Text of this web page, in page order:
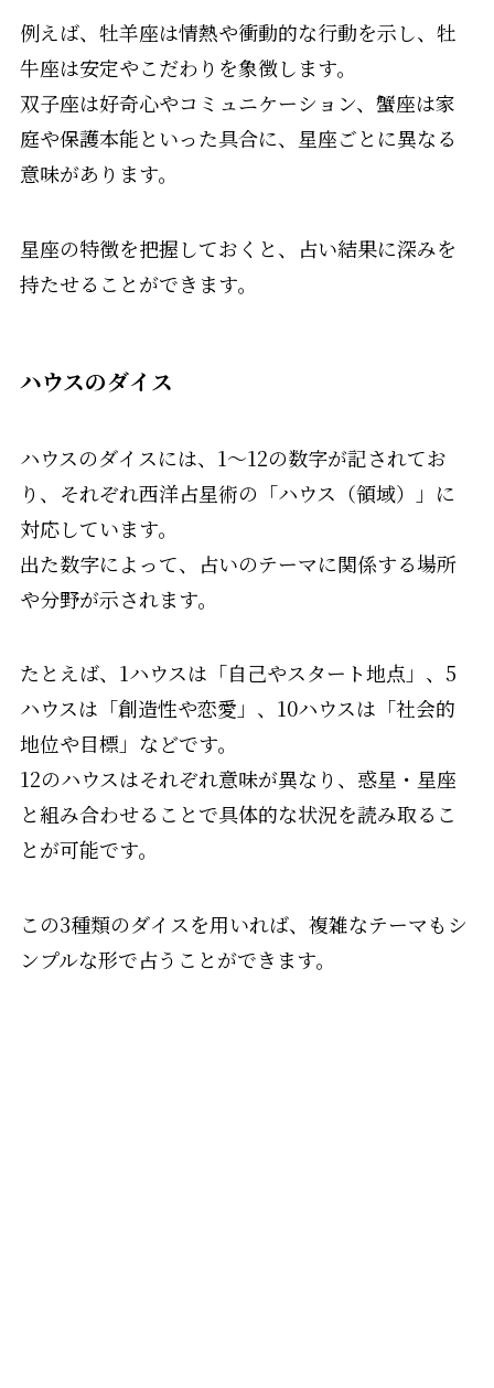
例えば、牡羊座は情熱や衝動的な行動を示し、牡
牛座は安定やこだわりを象徴します。
双子座は好奇心やコミュニケーション、蟹座は家
庭や保護本能といった具合に、星座ごとに異なる
意味があります。
星座の特徴を把握しておくと、占い結果に深みを
持たせることができます。
ハウスのダイス
ハウスのダイスには、1〜12の数字が記されてお
り、それぞれ西洋占星術の「ハウス（領域）」に
対応しています。
出た数字によって、占いのテーマに関係する場所
や分野が示されます。
たとえば、1ハウスは「自己やスタート地点」、5
ハウスは「創造性や恋愛」、10ハウスは「社会的
地位や目標」などです。
12のハウスはそれぞれ意味が異なり、惑星・星座
と組み合わせることで具体的な状況を読み取るこ
とが可能です。
この3種類のダイスを用いれば、複雑なテーマもシ
ンプルな形で占うことができます。